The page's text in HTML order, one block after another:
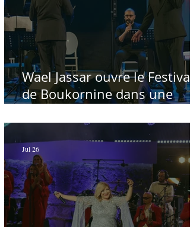
Wael Jassar ouvre le Festival
de Boukornine dans une
à guichets fermés - Par
Manaï
Jul 26